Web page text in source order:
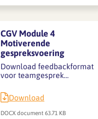
CGV Module 4
Motiverende
gespreksvoering
Download feedbackformat
voor teamgesprek…
Download
DOCX document 63.71 KB